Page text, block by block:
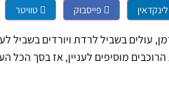
לינקדאין פייסבוק טוויטר
עולים בשביל לרדת ויורדים
מוסיפים לעניין, אז בסך הכל